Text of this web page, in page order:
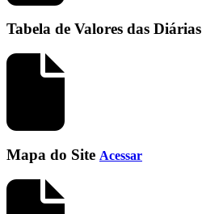
Tabela de Valores das Diárias
Mapa do Site Acessar